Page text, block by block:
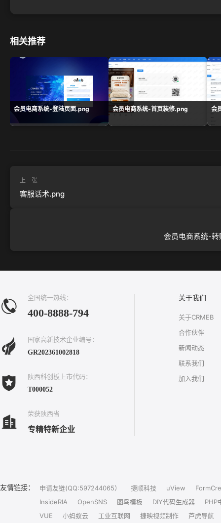
相关推荐
会员电商系统-登陆页面.png 会员电商系统-首页装修.png 会
上一张
客服话术.png
会员电商系统-
全国统一热线：
400-8888-794
国家高新技术企业编号：
GR202361002818
陕西科创板上市代码：
T000052
荣获陕西省
专精特新企业
关于我们
关于CRMEB
合作伙伴
新闻动态
联系我们
加入我们
友情链接： 申请友链(QQ:597244065） 捷顺科技 uView
InsideRIA
OpenSNS 图鸟模板 DIY代码生成器
PHP
VUE
小蚂蚁云 工业互联网 捷映视频制作 芦虎导航